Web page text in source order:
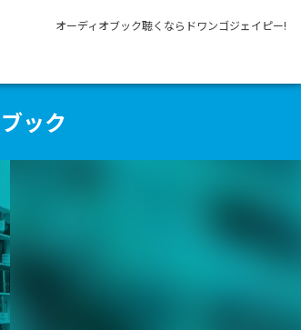
オーディオブック聴くならドワンゴジェイピー!
ック